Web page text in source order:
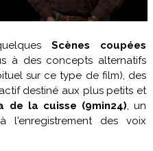
Scènes coupées
à des concepts alternatifs
sur ce type de film), des
destiné aux plus petits et
de la cuisse (9min24), un
des voix